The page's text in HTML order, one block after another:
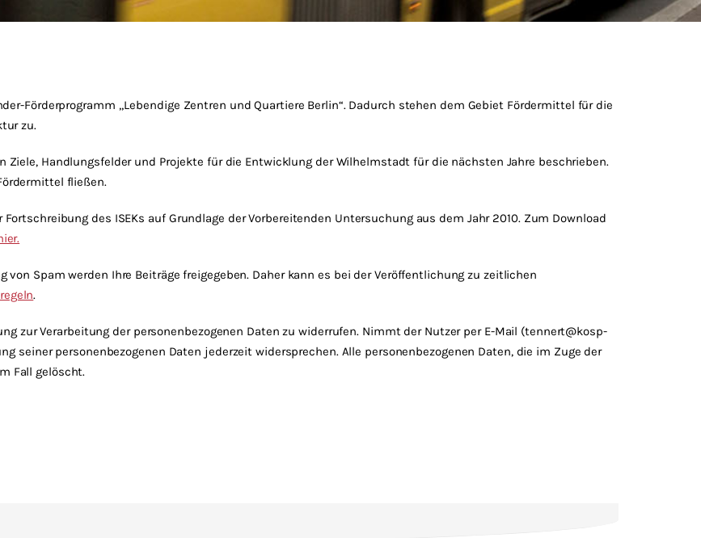
Förderprogramm „Lebendige Zentren und Quartiere Berlin“. Dadurch stehen dem Gebiet Fördermittel für die
zu.
Ziele, Handlungsfelder und Projekte für die Entwicklung der Wilhelmstadt für die nächsten Jahre beschrieben.
fließen.
des ISEKs auf Grundlage der Vorbereitenden Untersuchung aus dem Jahr 2010. Zum Download
Spam werden Ihre Beiträge freigegeben. Daher kann es bei der Veröffentlichung zu zeitlichen
.
zur Verarbeitung der personenbezogenen Daten zu widerrufen. Nimmt der Nutzer per E-Mail (tennert@kosp-
seiner personenbezogenen Daten jederzeit widersprechen. Alle personenbezogenen Daten, die im Zuge der
Fall gelöscht.